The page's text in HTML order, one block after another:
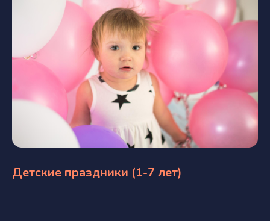
Детские праздники (1-7 лет)